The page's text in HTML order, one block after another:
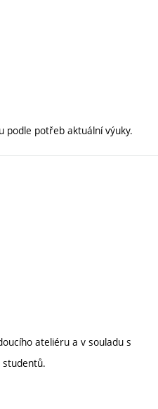
podle potřeb aktuální výuky.
ateliéru a v souladu s